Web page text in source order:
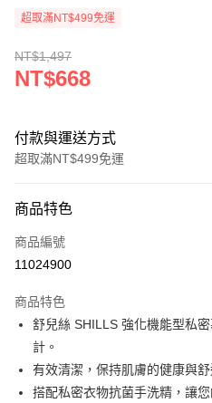
超取滿NT$499免運
NT$1,497
NT$668
付款與運送方式
超取滿NT$499免運
信用卡一次付款
超商取貨付款
Apple Pay
街口支付
悠遊付
商品特色
商品編號
11024900
商品特色
舒兒絲 SHILLS 強化機能型私
計。
有效清潔，保持肌膚的健康與舒
搭配私密衣物抗菌手洗精，讓